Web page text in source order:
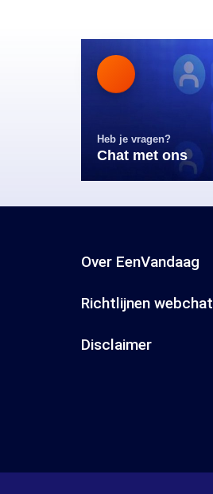
Heb je vragen?
Chat met ons
Over EenVandaag
Richtlijnen webchat
Disclaimer